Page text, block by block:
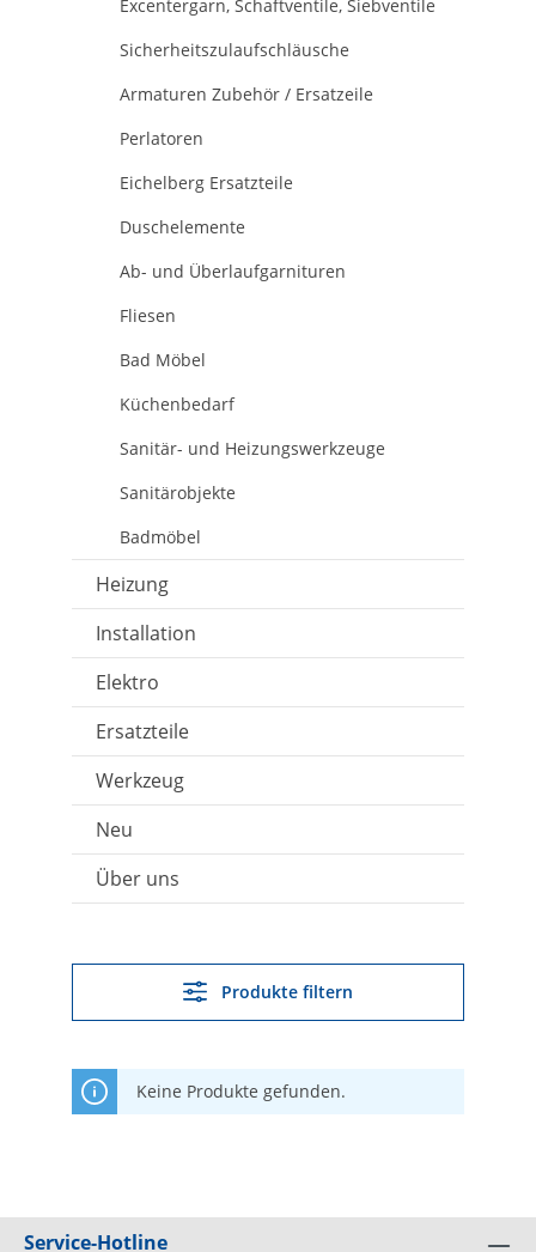
Excentergarn, Schaftventile, Siebventile
Sicherheitszulaufschläusche
Armaturen Zubehör / Ersatzeile
Perlatoren
Eichelberg Ersatzteile
Duschelemente
Ab- und Überlaufgarnituren
Fliesen
Bad Möbel
Küchenbedarf
Sanitär- und Heizungswerkzeuge
Sanitärobjekte
Badmöbel
Heizung
Installation
Elektro
Ersatzteile
Werkzeug
Neu
Über uns
Produkte filtern
Keine Produkte gefunden.
Service-Hotline